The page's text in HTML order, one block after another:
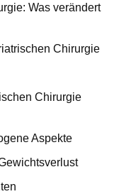
Was verändert
Chirurgie
Chirurgie
Aspekte